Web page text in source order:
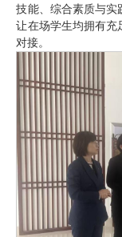
技能、综合素质与实
让在场学生均拥有充
对接。